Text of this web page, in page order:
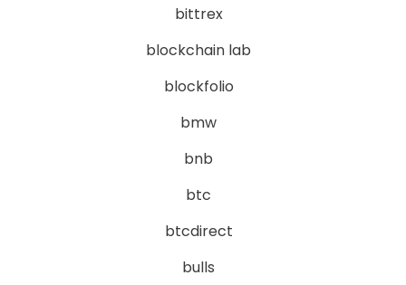
bittrex
blockchain lab
blockfolio
bmw
bnb
btc
btcdirect
bulls